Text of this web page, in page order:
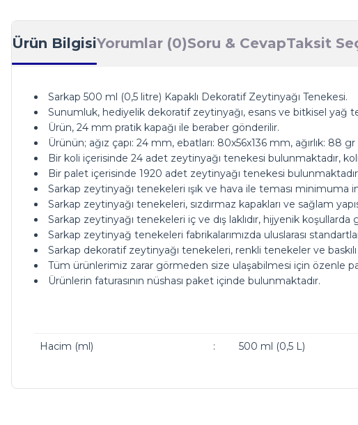
Ürün BilgisiYorumlar (0)Soru & CevapTaksit
Sarkap 500 ml (0,5 litre) Kapaklı Dekoratif Zeytinyağı Tenekesi.
Sunumluk, hediyelik dekoratif zeytinyağı, esans ve bitkisel yağ
Ürün, 24 mm pratik kapağı ile beraber gönderilir.
Ürünün; ağız çapı: 24 mm, ebatları: 80x56x136 mm, ağırlık: 88 gr
Bir koli içerisinde 24 adet zeytinyağı tenekesi bulunmaktadır, koli
Bir palet içerisinde 1920 adet zeytinyağı tenekesi
Sarkap zeytinyağı tenekeleri ışık ve hava ile teması minimuma
Sarkap zeytinyağı tenekeleri, sızdırmaz kapakları ve sağlam
Sarkap zeytinyağı tenekeleri iç ve dış laklıdır, hijyenik koşullarda
Sarkap zeytinyağ tenekeleri fabrikalarımızda uluslarası
Sarkap dekoratif zeytinyağı tenekeleri, renkli tenekeler ve
Tüm ürünlerimiz zarar görmeden size ulaşabilmesi için özenle
Ürünlerin faturasının nüshası paket içinde bulunmaktadır.
Hacim (ml) : 500 ml (0,5 L)